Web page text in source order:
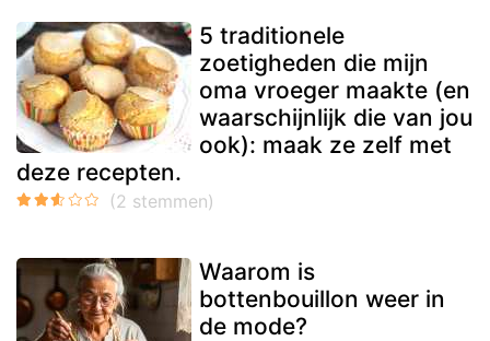
5 traditionele
zoetigheden die mijn
oma vroeger maakte (en
waarschijnlijk die van jou
ook): maak ze zelf met
deze recepten.
Waarom is
bottenbouillon weer in
de mode?